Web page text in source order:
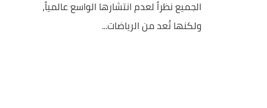
الجميع نظراً لعدم انتشارها الواسع عالمياً،
ولكنها تُعد من الرياضات...